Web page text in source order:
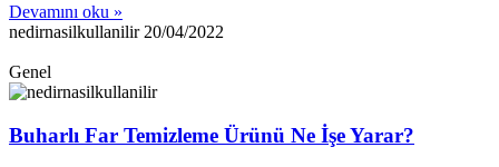
Devamını oku »
nedirnasilkullanilir 20/04/2022
Genel
Buharlı Far Temizleme Ürünü Ne İşe Yarar?